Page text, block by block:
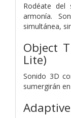
Rodéate
armonía.
simultánea,
Object
Lite)
Sonido 3D
sumergirán